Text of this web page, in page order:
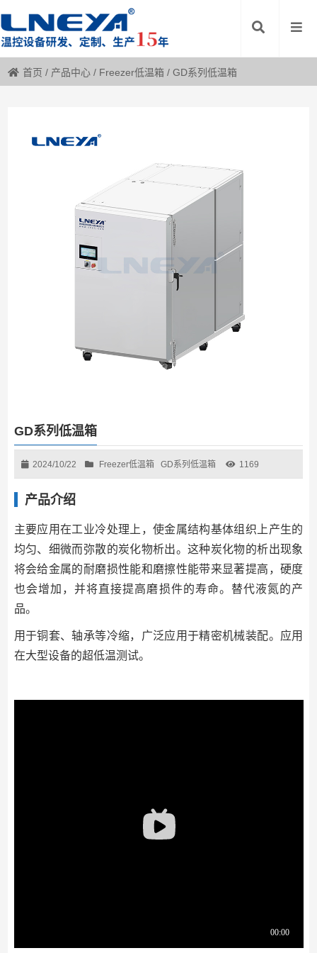
首页 / 产品中心 / Freezer低温箱 /GD系列低温箱
GD系列低温箱
2024/10/22 Freezer低温箱 GD系列低温箱 1169
产品介绍
主要应⽤在工业冷处理上，使金属结构基体组织上产⽣的
均匀、细微而弥散的炭化物析出。这种炭化物的析出现象
将会给⾦属的耐磨损性能和磨擦性能带来显著提⾼，硬度
也会增加，并将直接提⾼磨损件的寿命。替代液氮的产
品。
⽤于铜套、轴承等冷缩，⼴泛应用于精密机械装配。应⽤
在⼤型设备的超低温测试。